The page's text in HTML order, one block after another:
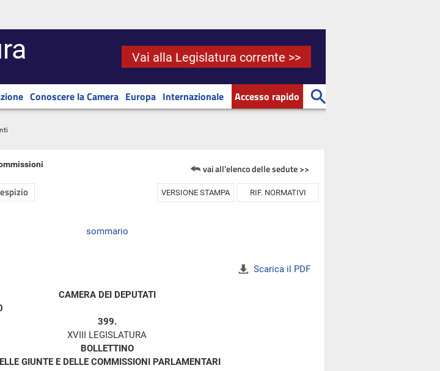
Vai alla Legislatura corrente >>
Conoscere la Camera Europa Internazionale Accesso rapido
vai all'elenco delle sedute >>
VERSIONE STAMPA RIF. NORMATIVI
sommario
Scarica il PDF
CAMERA DEI DEPUTATI
399.
XVIII LEGISLATURA
BOLLETTINO
GIUNTE E DELLE COMMISSIONI PARLAMENTARI